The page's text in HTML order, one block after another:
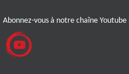
Abonnez-vous à notre chaîne Youtube